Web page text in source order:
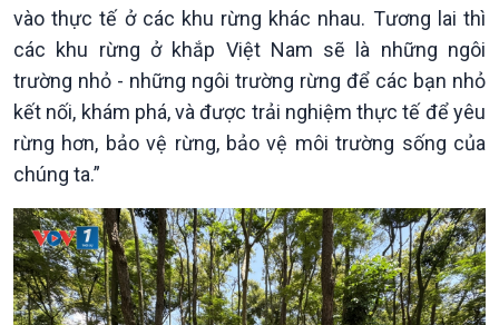
vào thực tế ở các khu rừng khác nhau. Tương lai thì
các khu rừng ở khắp Việt Nam sẽ là những ngôi
trường nhỏ - những ngôi trường rừng để các bạn nhỏ
kết nối, khám phá, và được trải nghiệm thực tế để yêu
rừng hơn, bảo vệ rừng, bảo vệ môi trường sống của
chúng ta.”